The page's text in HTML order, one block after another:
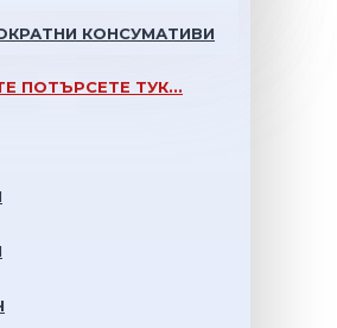
КОНСУМАТИВИ
ПОТЪРСЕТЕ ТУК...